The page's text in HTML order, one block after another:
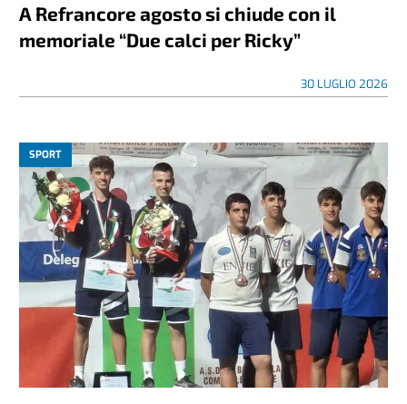
A Refrancore agosto si chiude con il
memoriale “Due calci per Ricky”
30 LUGLIO 2026
SPORT